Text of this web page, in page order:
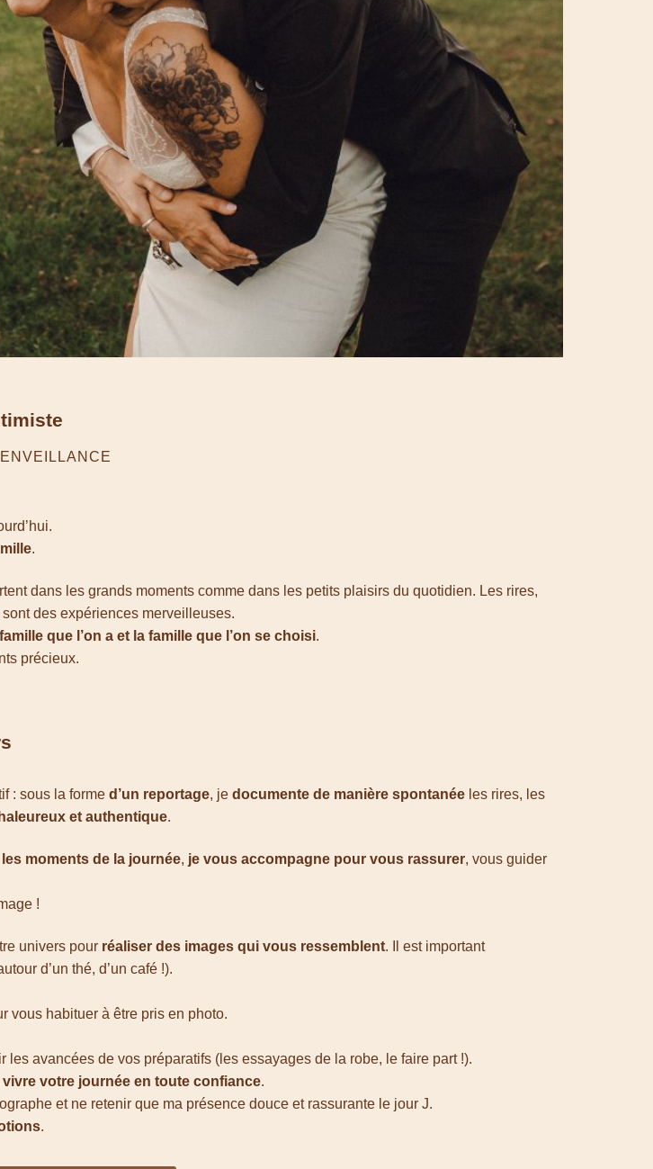
.
dans les grands moments comme dans les petits plaisirs du quotidien. Les rires,
des expériences merveilleuses.
famille que l’on a et la famille que l’on se choisi.
précieux.
: sous la forme d’un reportage, je documente de manière spontanée les rires, les
et authentique.
moments de la journée, je vous accompagne pour vous rassurer, vous guider
!
univers pour réaliser des images qui vous ressemblent. Il est important
d’un thé, d’un café !).
vous habituer à être pris en photo.
avancées de vos préparatifs (les essayages de la robe, le faire part !).
vivre votre journée en toute confiance.
et ne retenir que ma présence douce et rassurante le jour J.
.